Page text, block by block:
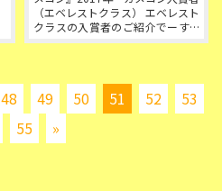
（エベレストクラス） エベレスト
クラスの入賞者のご紹介でーす。
優勝は安定のダンナ。
48 49 50 51 52
53
55 »